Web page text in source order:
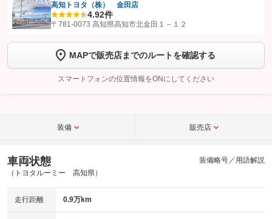
【STEP1】認証画面でグーネットを友だち追加してから「許可する」ボタンを押
トーク画面で
ボタンをタップして問い合わせを
完了してください。
こちら
高知トヨタ（株） 金田店
4.92件
〒781-0073 高知県高知市北金田１－１２
MAPで販売店までのルートを確認する
スマートフォンの位置情報をONにしてください
装備 販売店
車両状態
（トヨタルーミー 高知県）
装備略号／用語解説
走行距離 0.9万km